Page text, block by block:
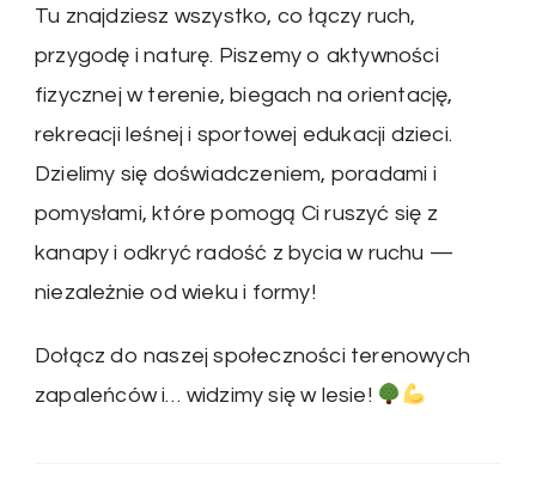
Tu znajdziesz wszystko, co łączy ruch,
przygodę i naturę. Piszemy o aktywności
fizycznej w terenie, biegach na orientację,
rekreacji leśnej i sportowej edukacji dzieci.
Dzielimy się doświadczeniem, poradami i
pomysłami, które pomogą Ci ruszyć się z
kanapy i odkryć radość z bycia w ruchu —
niezależnie od wieku i formy!
Dołącz do naszej społeczności terenowych
zapaleńców i… widzimy się w lesie!